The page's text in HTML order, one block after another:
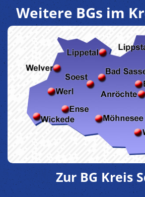
Weitere BGs im
Zur BG Kreis